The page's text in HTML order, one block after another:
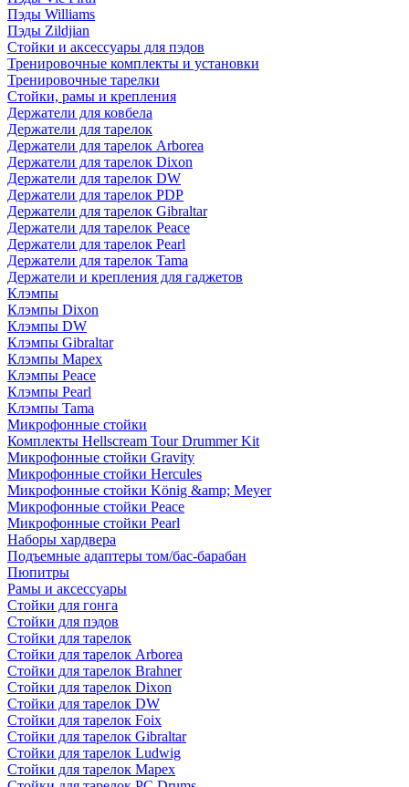
Пэды Williams
Пэды Zildjian
Стойки и аксессуары для пэдов
Тренировочные комплекты и установки
Тренировочные тарелки
Стойки, рамы и крепления
Держатели для ковбела
Держатели для тарелок
Держатели для тарелок Arborea
Держатели для тарелок Dixon
Держатели для тарелок DW
Держатели для тарелок PDP
Держатели для тарелок Gibraltar
Держатели для тарелок Peace
Держатели для тарелок Pearl
Держатели для тарелок Tama
Держатели и крепления для гаджетов
Клэмпы
Клэмпы Dixon
Клэмпы DW
Клэмпы Gibraltar
Клэмпы Mapex
Клэмпы Peace
Клэмпы Pearl
Клэмпы Tama
Микрофонные стойки
Комплекты Hellscream Tour Drummer Kit
Микрофонные стойки Gravity
Микрофонные стойки Hercules
Микрофонные стойки König &amp; Meyer
Микрофонные стойки Peace
Микрофонные стойки Pearl
Наборы хардвера
Подъемные адаптеры том/бас-барабан
Пюпитры
Рамы и аксессуары
Стойки для гонга
Стойки для пэдов
Стойки для тарелок
Стойки для тарелок Arborea
Стойки для тарелок Brahner
Стойки для тарелок Dixon
Стойки для тарелок DW
Стойки для тарелок Foix
Стойки для тарелок Gibraltar
Стойки для тарелок Ludwig
Стойки для тарелок Mapex